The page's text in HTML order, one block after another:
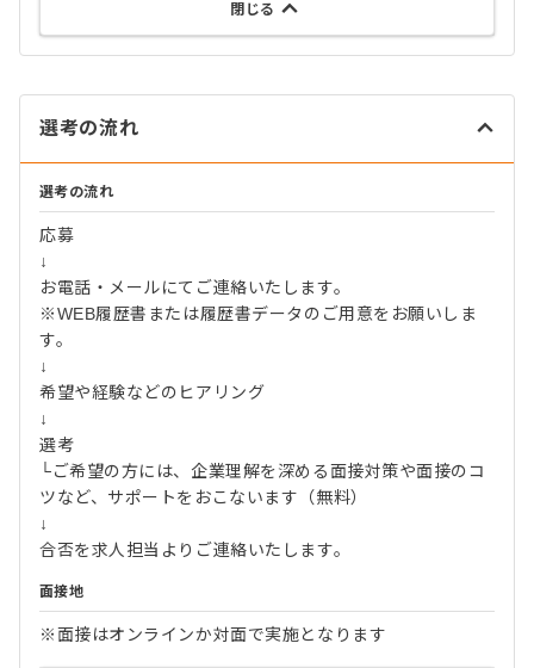
閉じる
選考の流れ
選考の流れ
応募
↓
お電話・メールにてご連絡いたします。
※WEB履歴書または履歴書データのご用意をお願いしま
す。
↓
希望や経験などのヒアリング
↓
選考
└ご希望の方には、企業理解を深める面接対策や面接のコ
ツなど、サポートをおこないます（無料）
↓
合否を求人担当よりご連絡いたします。
面接地
※面接はオンラインか対面で実施となります